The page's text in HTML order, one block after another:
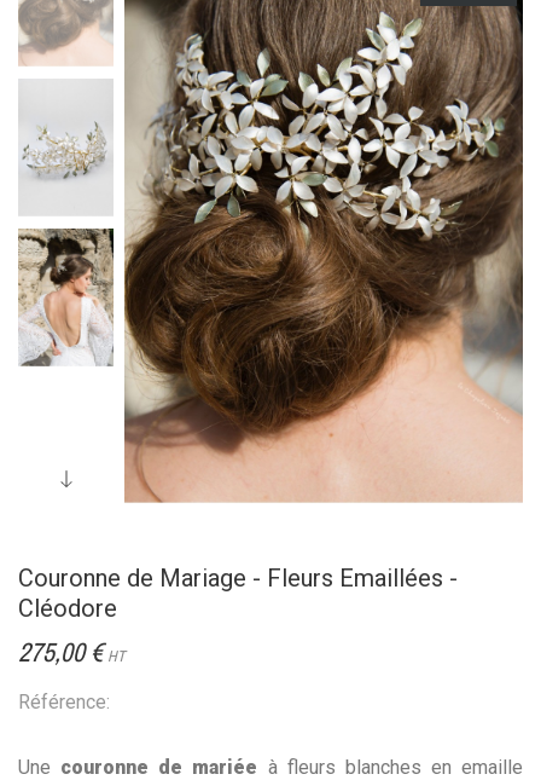
Couronne de Mariage - Fleurs Emaillées -
Cléodore
275,00 € HT
Référence:
Une couronne de mariée à fleurs blanches en emaille